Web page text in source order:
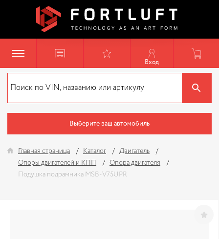
Вход
Выберите ваш автомобиль
Главная страница Каталог
Двигатель
Опоры двигателей и КПП
Опора двигателя
Подушка подрамника MSB-V75UPR